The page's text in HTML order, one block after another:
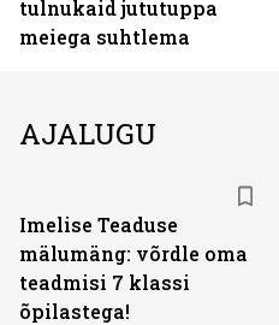
tulnukaid jututuppa
meiega suhtlema
AJALUGU
Imelise Teaduse
mälumäng: võrdle oma
teadmisi 7 klassi
õpilastega!